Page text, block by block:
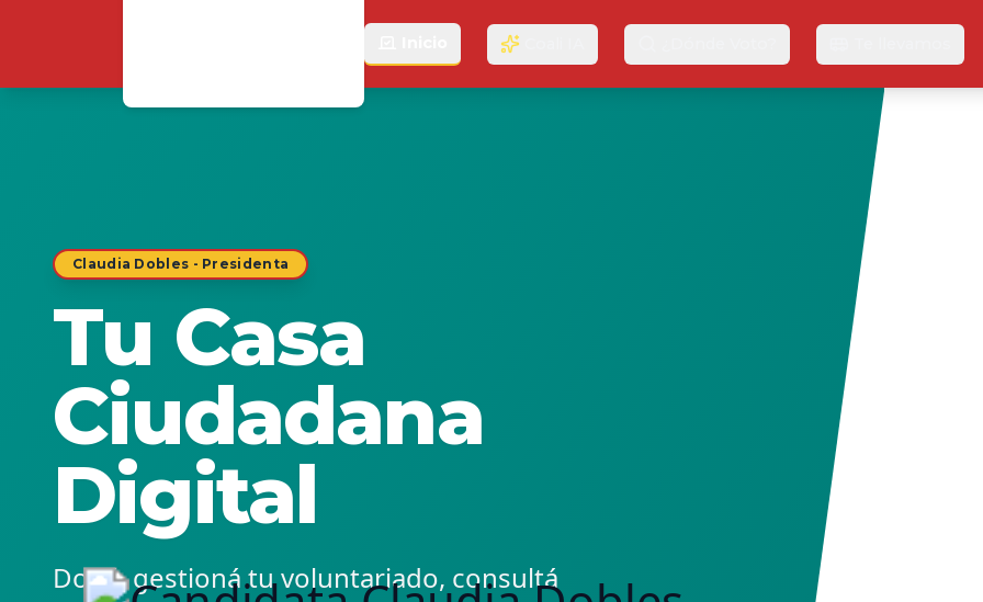
Claudia Dobles - Presidenta
Tu Casa
Ciudadana
Digital
Doná, gestioná tu voluntariado, consultá